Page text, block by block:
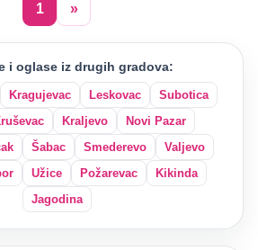
1 »
i oglase iz drugih gradova:
Kragujevac Leskovac
Subotica
Kraljevo
Novi Pazar
Šabac Smederevo
Valjevo
Užice Požarevac
Kikinda
Jagodina